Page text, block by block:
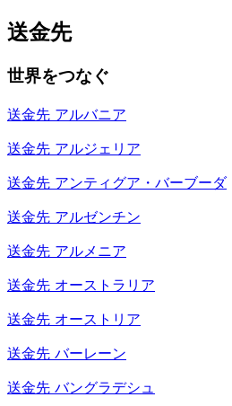
送金先
世界をつなぐ
送金先 アルバニア
送金先 アルジェリア
送金先 アンティグア・バーブーダ
送金先 アルゼンチン
送金先 アルメニア
送金先 オーストラリア
送金先 オーストリア
送金先 バーレーン
送金先 バングラデシュ